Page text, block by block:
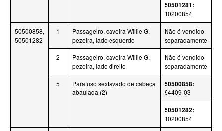
50501281:
10200854
50500858,
50501282
1
Passageiro, caveira Willie G,
pezeira, lado esquerdo
Não é vendido
separadamente
2
Passageiro, caveira Willie G,
pezeira, lado direito
Não é vendido
separadamente
5
Parafuso sextavado de cabeça
abaulada (2)
50500858:
94409-03
50501282:
10200854